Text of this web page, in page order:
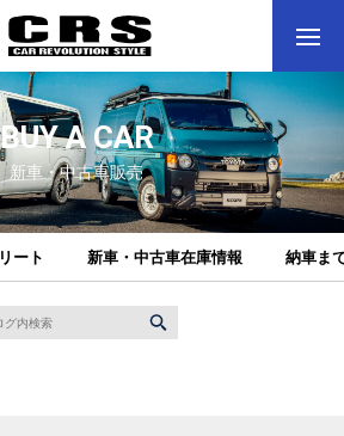
BUY A CAR
新車・中古車販売
ート 新車・中古車在庫情報 納車ま